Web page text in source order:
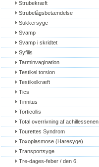
Strubekræft
Strubelågsbetændelse
Sukkersyge
Svamp
Svamp i skridtet
Syfilis
Tarminvagination
Testikel torsion
Testikelkræft
Tics
Tinnitus
Torticollis
Total overrivning af achillessenen
Tourettes Syndrom
Toxoplasmose (Haresyge)
Transportsyge
Tre-dages-feber / den 6.